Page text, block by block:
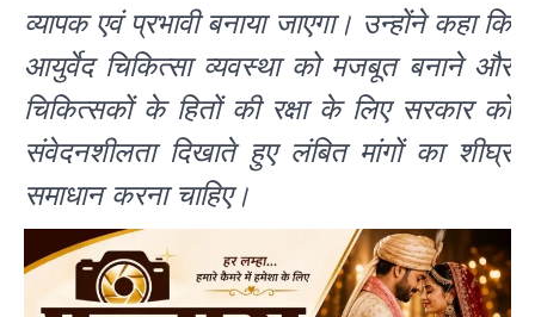
व्यापक एवं प्रभावी बनाया जाएगा। उन्होंने कहा कि
आयुर्वेद चिकित्सा व्यवस्था को मजबूत बनाने और
चिकित्सकों के हितों की रक्षा के लिए सरकार को
संवेदनशीलता दिखाते हुए लंबित मांगों का शीघ्र
समाधान करना चाहिए।